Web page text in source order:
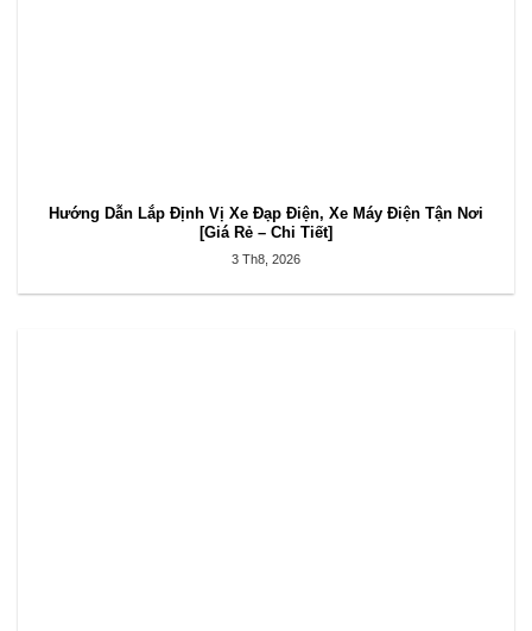
Hướng Dẫn Lắp Định Vị Xe Đạp Điện, Xe Máy Điện Tận Nơi
[Giá Rẻ – Chi Tiết]
3 Th8, 2026